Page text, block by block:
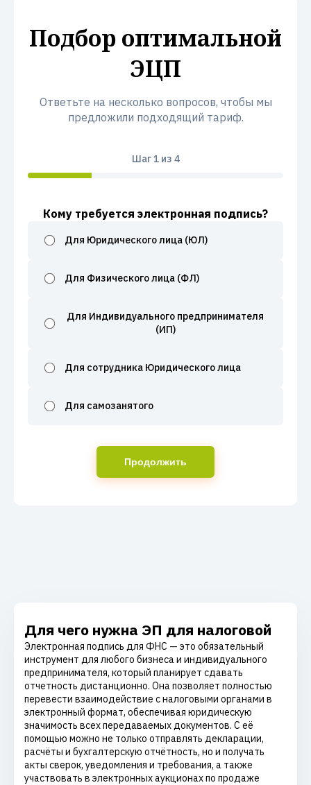
Подбор оптимальной
ЭЦП
Ответьте на несколько вопросов, чтобы мы
предложили подходящий тариф.
Шаг1из 4
Кому требуется электронная подпись?
Для Юридического лица (ЮЛ)
Для Физического лица (ФЛ)
Для Индивидуального предпринимателя
(ИП)
Для сотрудника Юридического лица
Для самозанятого
Продолжить
Для чего нужна ЭП для налоговой
Электронная подпись для ФНС — это обязательный
инструмент для любого бизнеса и индивидуального
предпринимателя, который планирует сдавать
отчетность дистанционно. Она позволяет полностью
перевести взаимодействие с налоговыми органами в
электронный формат, обеспечивая юридическую
значимость всех передаваемых документов. С её
помощью можно не только отправлять декларации,
расчёты и бухгалтерскую отчётность, но и получать
акты сверок, уведомления и требования, а также
участвовать в электронных аукционах по продаже